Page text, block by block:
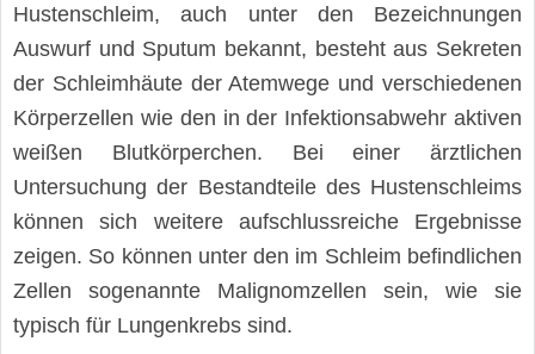
Hustenschleim, auch unter den Bezeichnungen
Auswurf und Sputum bekannt, besteht aus Sekreten
der Schleimhäute der Atemwege und verschiedenen
Körperzellen wie den in der Infektionsabwehr aktiven
weißen Blutkörperchen. Bei einer ärztlichen
Untersuchung der Bestandteile des Hustenschleims
können sich weitere aufschlussreiche Ergebnisse
zeigen. So können unter den im Schleim befindlichen
Zellen sogenannte Malignomzellen sein, wie sie
typisch für Lungenkrebs sind.